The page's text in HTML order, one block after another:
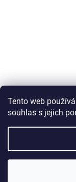
Tento web
souhlas s jejich